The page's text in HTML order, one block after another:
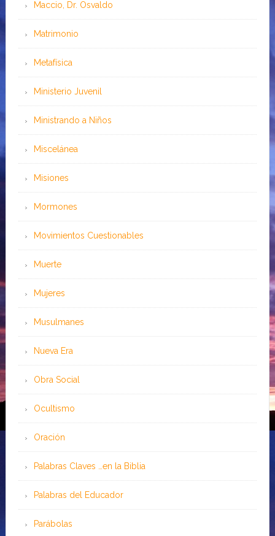
Maccio, Dr. Osvaldo
Matrimonio
Metafísica
Ministerio Juvenil
Ministrando a Niños
Miscelánea
Misiones
Mormones
Movimientos Cuestionables
Muerte
Mujeres
Musulmanes
Nueva Era
Obra Social
Ocultismo
Oración
Palabras Claves …en la Biblia
Palabras del Educador
Parábolas